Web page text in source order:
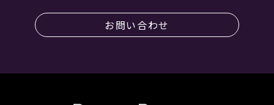
お問い合わせ